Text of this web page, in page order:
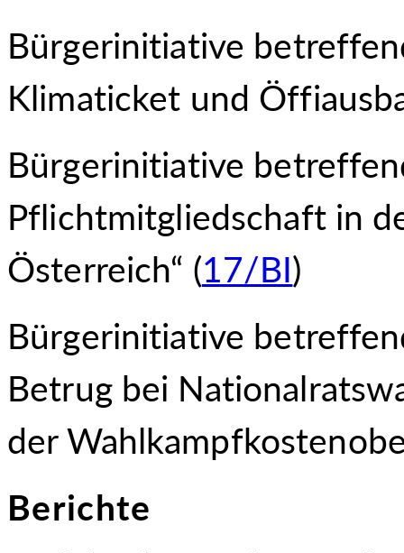
Bürgerinitiative
Klimaticket und
Bürgerinitiative
Pflichtmitgliedschaft in
Österreich“ (17/BI)
Bürgerinitiative
Betrug bei Nationalrats
der
Berichte